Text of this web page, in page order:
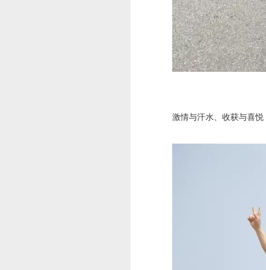
激情与汗水、收获与喜